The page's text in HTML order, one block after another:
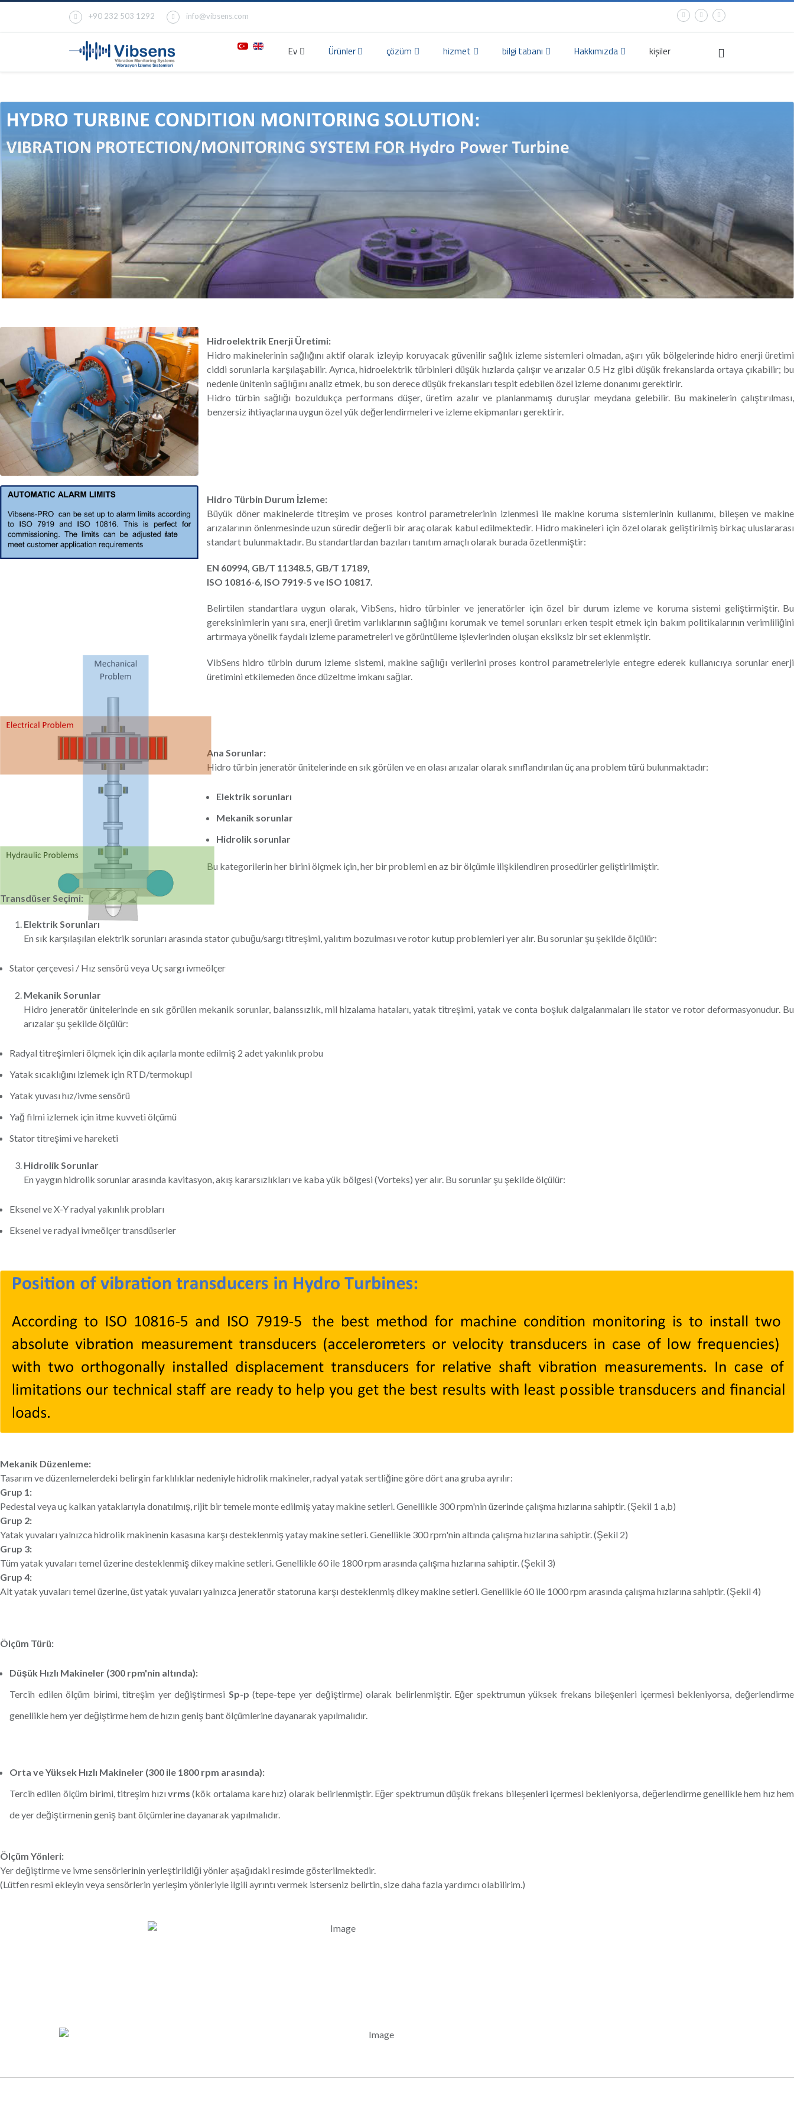
+90 232 503 1292 info@vibsens.com
Ev Ürünler çözüm hizmet bilgi tabanı Hakkımızda kişiler
Hidroelektrik Enerji Üretimi:
Hidro makinelerinin sağlığını aktif olarak izleyip koruyacak güvenilir sağlık izleme sistemleri olmadan, aşırı yük bölgelerinde hidro enerji üretimi
ciddi sorunlarla karşılaşabilir. Ayrıca, hidroelektrik türbinleri düşük hızlarda çalışır ve arızalar 0.5 Hz gibi düşük frekanslarda ortaya çıkabilir; bu
nedenle ünitenin sağlığını analiz etmek, bu son derece düşük frekansları tespit edebilen özel izleme donanımı gerektirir.
Hidro türbin sağlığı bozuldukça performans düşer, üretim azalır ve planlanmamış duruşlar meydana gelebilir. Bu makinelerin çalıştırılması,
benzersiz ihtiyaçlarına uygun özel yük değerlendirmeleri ve izleme ekipmanları gerektirir.
Hidro Türbin Durum İzleme:
Büyük döner makinelerde titreşim ve proses kontrol parametrelerinin izlenmesi ile makine koruma sistemlerinin kullanımı, bileşen ve makine
arızalarının önlenmesinde uzun süredir değerli bir araç olarak kabul edilmektedir. Hidro makineleri için özel olarak geliştirilmiş birkaç uluslararası
standart bulunmaktadır. Bu standartlardan bazıları tanıtım amaçlı olarak burada özetlenmiştir:
EN 60994, GB/T 11348.5, GB/T 17189,
ISO 10816-6, ISO 7919-5 ve ISO 10817.
Belirtilen standartlara uygun olarak, VibSens, hidro türbinler ve jeneratörler için özel bir durum izleme ve koruma sistemi geliştirmiştir. Bu
gereksinimlerin yanı sıra, enerji üretim varlıklarının sağlığını korumak ve temel sorunları erken tespit etmek için bakım politikalarının verimliliğini
artırmaya yönelik faydalı izleme parametreleri ve görüntüleme işlevlerinden oluşan eksiksiz bir set eklenmiştir.
VibSens hidro türbin durum izleme sistemi, makine sağlığı verilerini proses kontrol parametreleriyle entegre ederek kullanıcıya sorunlar enerji
üretimini etkilemeden önce düzeltme imkanı sağlar.
Ana Sorunlar:
Hidro türbin jeneratör ünitelerinde en sık görülen ve en olası arızalar olarak sınıflandırılan üç ana problem türü bulunmaktadır:
Elektrik sorunları
Mekanik sorunlar
Hidrolik sorunlar
Bu kategorilerin her birini ölçmek için, her bir problemi en az bir ölçümle ilişkilendiren prosedürler geliştirilmiştir.
Transdüser Seçimi:
Elektrik Sorunları
En sık karşılaşılan elektrik sorunları arasında stator çubuğu/sargı titreşimi, yalıtım bozulması ve rotor kutup problemleri yer alır. Bu sorunlar şu şekilde ölçülür:
Stator çerçevesi / Hız sensörü veya Uç sargı ivmeölçer
Mekanik Sorunlar
Hidro jeneratör ünitelerinde en sık görülen mekanik sorunlar, balanssızlık, mil hizalama hataları, yatak titreşimi, yatak ve conta boşluk dalgalanmaları ile stator ve rotor deformasyonudur. Bu
arızalar şu şekilde ölçülür:
Radyal titreşimleri ölçmek için dik açılarla monte edilmiş 2 adet yakınlık probu
Yatak sıcaklığını izlemek için RTD/termokupl
Yatak yuvası hız/ivme sensörü
Yağ filmi izlemek için itme kuvveti ölçümü
Stator titreşimi ve hareketi
Hidrolik Sorunlar
En yaygın hidrolik sorunlar arasında kavitasyon, akış kararsızlıkları ve kaba yük bölgesi (Vorteks) yer alır. Bu sorunlar şu şekilde ölçülür:
Eksenel ve X-Y radyal yakınlık probları
Eksenel ve radyal ivmeölçer transdüserler
Mekanik Düzenleme:
Tasarım ve düzenlemelerdeki belirgin farklılıklar nedeniyle hidrolik makineler, radyal yatak sertliğine göre dört ana gruba ayrılır:
Grup 1:
Pedestal veya uç kalkan yataklarıyla donatılmış, rijit bir temele monte edilmiş yatay makine setleri. Genellikle 300 rpm'nin üzerinde çalışma hızlarına sahiptir. (Şekil 1 a,b)
Grup 2:
Yatak yuvaları yalnızca hidrolik makinenin kasasına karşı desteklenmiş yatay makine setleri. Genellikle 300 rpm'nin altında çalışma hızlarına sahiptir. (Şekil 2)
Grup 3:
Tüm yatak yuvaları temel üzerine desteklenmiş dikey makine setleri. Genellikle 60 ile 1800 rpm arasında çalışma hızlarına sahiptir. (Şekil 3)
Grup 4:
Alt yatak yuvaları temel üzerine, üst yatak yuvaları yalnızca jeneratör statoruna karşı desteklenmiş dikey makine setleri. Genellikle 60 ile 1000 rpm arasında çalışma hızlarına sahiptir. (Şekil 4)
Ölçüm Türü:
Düşük Hızlı Makineler (300 rpm'nin altında):
Tercih edilen ölçüm birimi, titreşim yer değiştirmesi Sp-p (tepe-tepe yer değiştirme) olarak belirlenmiştir. Eğer spektrumun yüksek frekans bileşenleri içermesi bekleniyorsa, değerlendirme
genellikle hem yer değiştirme hem de hızın geniş bant ölçümlerine dayanarak yapılmalıdır.
Orta ve Yüksek Hızlı Makineler (300 ile 1800 rpm arasında):
Tercih edilen ölçüm birimi, titreşim hızı vrms (kök ortalama kare hız) olarak belirlenmiştir. Eğer spektrumun düşük frekans bileşenleri içermesi bekleniyorsa, değerlendirme genellikle hem hız hem
de yer değiştirmenin geniş bant ölçümlerine dayanarak yapılmalıdır.
Ölçüm Yönleri:
Yer değiştirme ve ivme sensörlerinin yerleştirildiği yönler aşağıdaki resimde gösterilmektedir.
(Lütfen resmi ekleyin veya sensörlerin yerleşim yönleriyle ilgili ayrıntı vermek isterseniz belirtin, size daha fazla yardımcı olabilirim.)